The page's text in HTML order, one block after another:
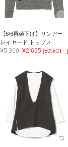
【8/6再値下げ】リンガー
レイヤード トップス
¥5,390 ¥2,695 [50%OFF]